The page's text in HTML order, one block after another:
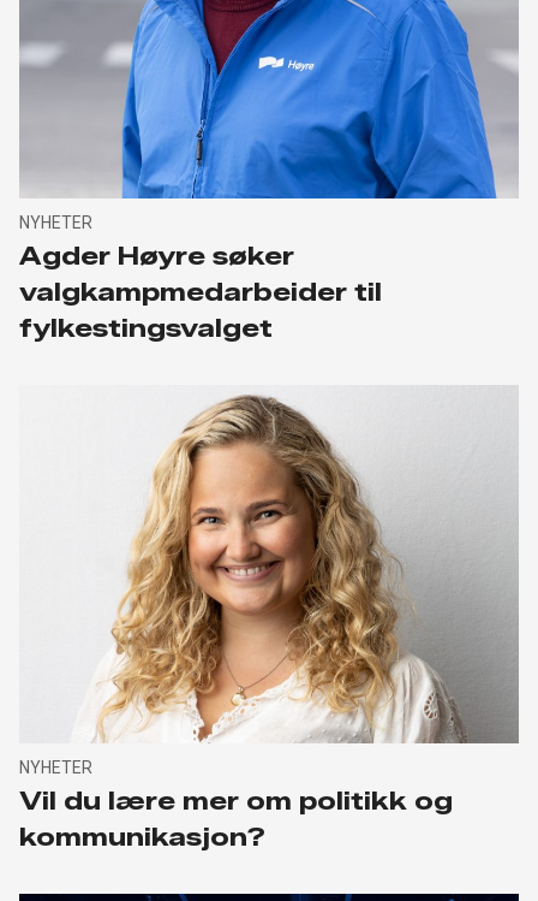
NYHETER
Agder Høyre søker
valgkampmedarbeider til
fylkestingsvalget
NYHETER
Vil du lære mer om politikk og
kommunikasjon?